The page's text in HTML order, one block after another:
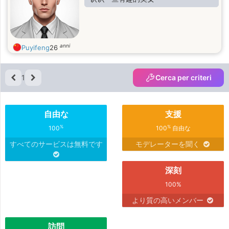
Puyifeng26 anni
1 Cerca per criteri
自由な
100%
すべてのサービスは無料です
支援
100%自由な
モデレーターを聞く
深刻
100%
より質の高いメンバー
訪問